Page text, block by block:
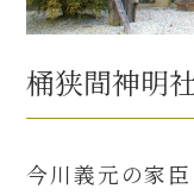
桶狭間神明
今川義元の家